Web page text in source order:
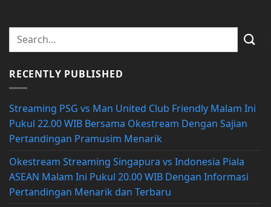
RECENTLY PUBLISHED
Streaming PSG vs Man United Club Friendly Malam Ini
Pukul 22.00 WIB Bersama Okestream Dengan Sajian
Pertandingan Pramusim Menarik
Okestream Streaming Singapura vs Indonesia Piala
ASEAN Malam Ini Pukul 20.00 WIB Dengan Informasi
Pertandingan Menarik dan Terbaru